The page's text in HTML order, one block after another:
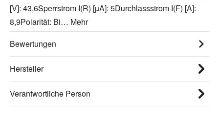
[V]: 43,6Sperrstrom I(R) [µA]: 5Durchlassstrom I(F) [A]:
8,9Polarität: Bi… Mehr
Bewertungen
Hersteller
Verantwortliche Person